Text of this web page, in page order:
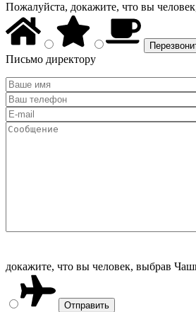
Пожалуйста, докажите, что вы
Письмо директору
докажите, что вы человек, выбрав